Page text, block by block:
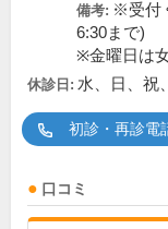
備考: ※受付
6:30まで)
※金曜日は
休診日: 水、日、祝
初診・再診電
口コミ